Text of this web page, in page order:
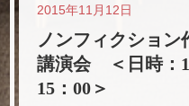
2015年11月12日
ノンフィクショ
講演会 ＜日時：
15：00＞